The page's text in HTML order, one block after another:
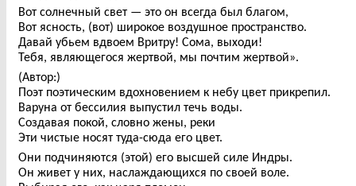
Вот солнечный свет — это он всегда был благом,
Вот ясность, (вот) широкое воздушное пространство.
Давай убьем вдвоем Вритру! Сома, выходи!
Тебя, являющегося жертвой, мы почтим жертвой».
(Автор:)
Поэт поэтическим вдохновением к небу цвет прикрепил.
Варуна от бессилия выпустил течь воды.
Создавая покой, словно жены, реки
Эти чистые носят туда-сюда его цвет.
Они подчиняются (этой) его высшей силе Индры.
Он живет у них, наслаждающихся по своей воле.